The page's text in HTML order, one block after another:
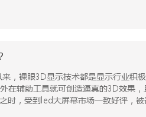
辅助工具就可创造逼真的3D效果
，受到led大屏幕市场一致好评，
素的限制，被